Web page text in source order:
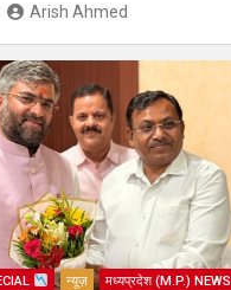
Arish Ahmed
न्यूज़ मध्यप्रदेश (M.P.) NEWS